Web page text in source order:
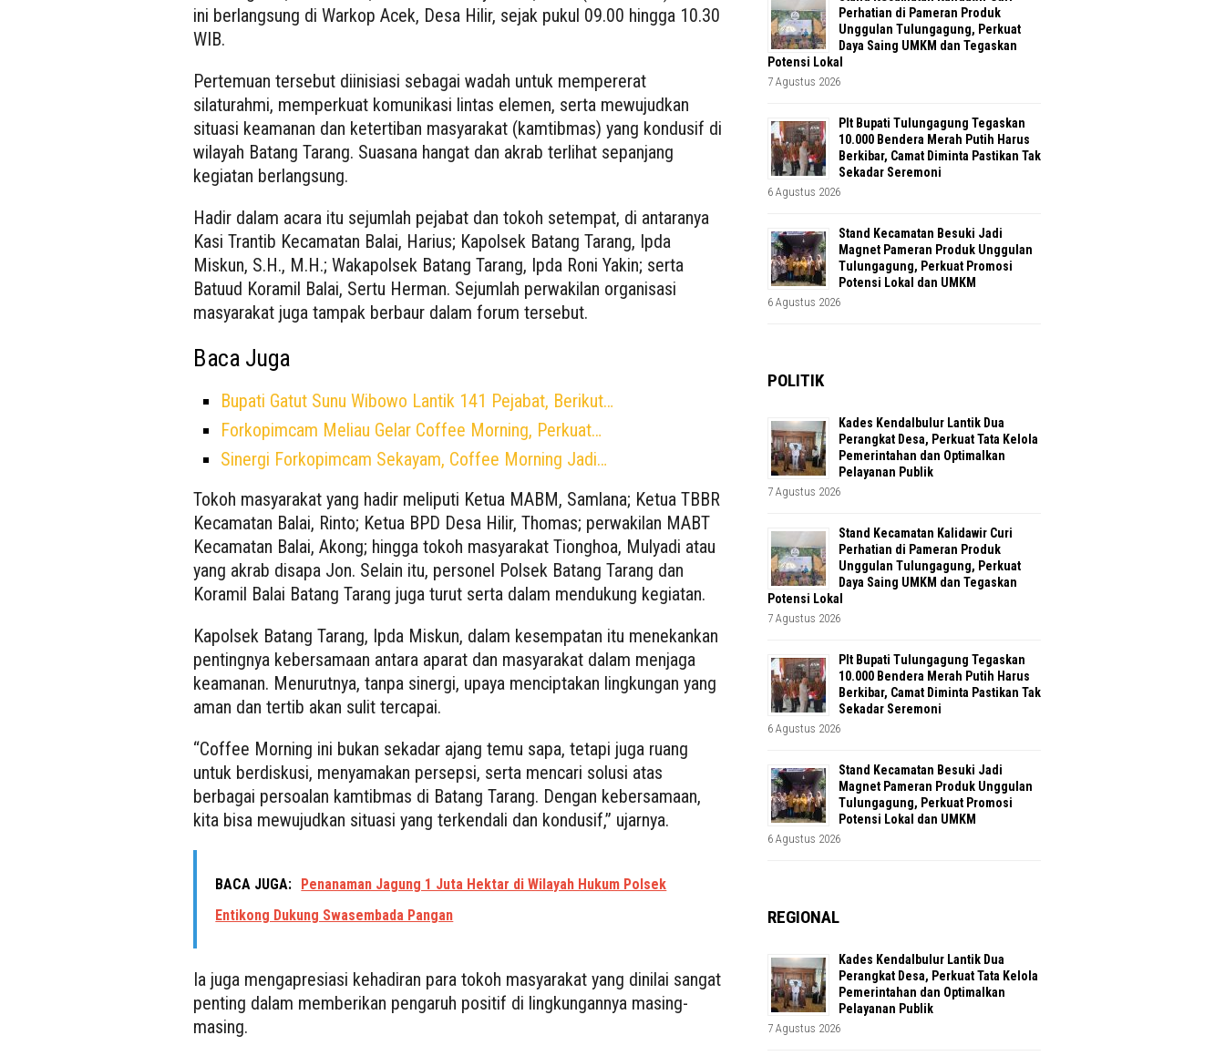
ini berlangsung di Warkop Acek, Desa Hilir, sejak pukul 09.00 hingga 10.30
WIB.
Pertemuan tersebut diinisiasi sebagai wadah untuk mempererat
silaturahmi, memperkuat komunikasi lintas elemen, serta mewujudkan
situasi keamanan dan ketertiban masyarakat (kamtibmas) yang kondusif di
wilayah Batang Tarang. Suasana hangat dan akrab terlihat sepanjang
kegiatan berlangsung.
Hadir dalam acara itu sejumlah pejabat dan tokoh setempat, di antaranya
Kasi Trantib Kecamatan Balai, Harius; Kapolsek Batang Tarang, Ipda
Miskun, S.H., M.H.; Wakapolsek Batang Tarang, Ipda Roni Yakin; serta
Batuud Koramil Balai, Sertu Herman. Sejumlah perwakilan organisasi
masyarakat juga tampak berbaur dalam forum tersebut.
Baca Juga
Bupati Gatut Sunu Wibowo Lantik 141 Pejabat, Berikut…
Forkopimcam Meliau Gelar Coffee Morning, Perkuat…
Sinergi Forkopimcam Sekayam, Coffee Morning Jadi…
Tokoh masyarakat yang hadir meliputi Ketua MABM, Samlana; Ketua TBBR
Kecamatan Balai, Rinto; Ketua BPD Desa Hilir, Thomas; perwakilan MABT
Kecamatan Balai, Akong; hingga tokoh masyarakat Tionghoa, Mulyadi atau
yang akrab disapa Jon. Selain itu, personel Polsek Batang Tarang dan
Koramil Balai Batang Tarang juga turut serta dalam mendukung kegiatan.
Kapolsek Batang Tarang, Ipda Miskun, dalam kesempatan itu menekankan
pentingnya kebersamaan antara aparat dan masyarakat dalam menjaga
keamanan. Menurutnya, tanpa sinergi, upaya menciptakan lingkungan yang
aman dan tertib akan sulit tercapai.
“Coffee Morning ini bukan sekadar ajang temu sapa, tetapi juga ruang
untuk berdiskusi, menyamakan persepsi, serta mencari solusi atas
berbagai persoalan kamtibmas di Batang Tarang. Dengan kebersamaan,
kita bisa mewujudkan situasi yang terkendali dan kondusif,” ujarnya.
BACA JUGA: Penanaman Jagung 1 Juta Hektar di Wilayah Hukum Polsek
Entikong Dukung Swasembada Pangan
Ia juga mengapresiasi kehadiran para tokoh masyarakat yang dinilai sangat
penting dalam memberikan pengaruh positif di lingkungannya masing-
masing.
Perhatian di Pameran Produk
Unggulan Tulungagung, Perkuat
Daya Saing UMKM dan Tegaskan
Potensi Lokal
7 Agustus 2026
Plt Bupati Tulungagung Tegaskan
10.000 Bendera Merah Putih Harus
Berkibar, Camat Diminta Pastikan Tak
Sekadar Seremoni
6 Agustus 2026
Stand Kecamatan Besuki Jadi
Magnet Pameran Produk Unggulan
Tulungagung, Perkuat Promosi
Potensi Lokal dan UMKM
6 Agustus 2026
POLITIK
Kades Kendalbulur Lantik Dua
Perangkat Desa, Perkuat Tata Kelola
Pemerintahan dan Optimalkan
Pelayanan Publik
7 Agustus 2026
Stand Kecamatan Kalidawir Curi
Perhatian di Pameran Produk
Unggulan Tulungagung, Perkuat
Daya Saing UMKM dan Tegaskan
Potensi Lokal
7 Agustus 2026
Plt Bupati Tulungagung Tegaskan
10.000 Bendera Merah Putih Harus
Berkibar, Camat Diminta Pastikan Tak
Sekadar Seremoni
6 Agustus 2026
Stand Kecamatan Besuki Jadi
Magnet Pameran Produk Unggulan
Tulungagung, Perkuat Promosi
Potensi Lokal dan UMKM
6 Agustus 2026
REGIONAL
Kades Kendalbulur Lantik Dua
Perangkat Desa, Perkuat Tata Kelola
Pemerintahan dan Optimalkan
Pelayanan Publik
7 Agustus 2026